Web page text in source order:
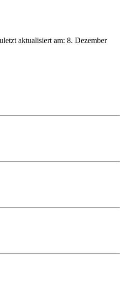
aktualisiert am: 8. Dezember